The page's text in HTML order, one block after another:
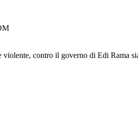
contro il governo di Edi